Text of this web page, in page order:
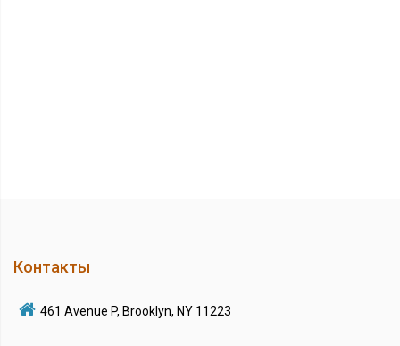
Контакты
461 Avenue P, Brooklyn, NY 11223